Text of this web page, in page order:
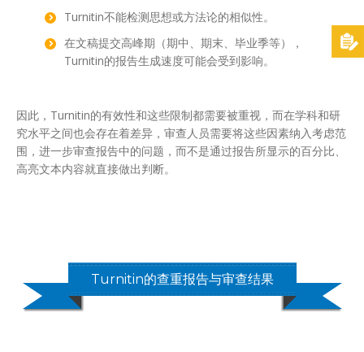
Turnitin不能检测思想或方法论的相似性。
在文稿提交高峰期（期中、期末、毕业季等），
Turnitin的报告生成速度可能会受到影响。
因此，Turnitin的有效性和这些限制都需要被重视，而在学科和研
究水平之间也会存在着差异，审查人员需要将这些因素纳入考虑范
围，进一步审查报告中的问题，而不是通过报告所显示的百分比、
高亮文本内容就直接做出判断。
Turnitin的查重报告与审查结果